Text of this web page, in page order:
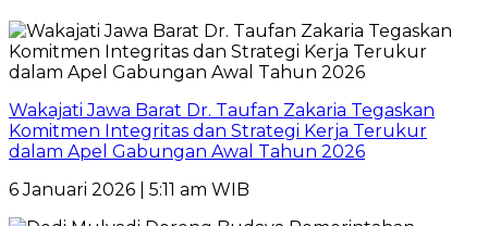
Wakajati Jawa Barat Dr. Taufan Zakaria Tegaskan
Komitmen Integritas dan Strategi Kerja Terukur
dalam Apel Gabungan Awal Tahun 2026
6 Januari 2026 | 5:11 am WIB